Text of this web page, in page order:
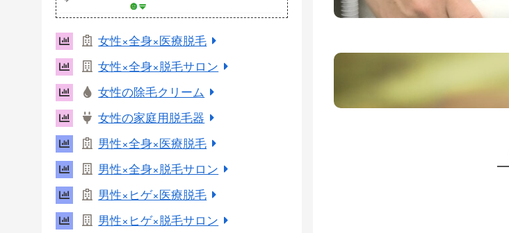
女性×全身×医療脱毛
女性×全身×脱毛サロン
女性の除毛クリーム
女性の家庭用脱毛器
男性×全身×医療脱毛
男性×全身×脱毛サロン
男性×ヒゲ×医療脱毛
男性×ヒゲ×脱毛サロン